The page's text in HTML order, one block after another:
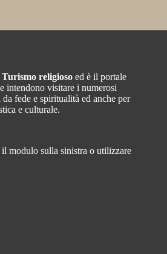
Turismo religioso ed è il portale
intendono visitare i numerosi
fede e spiritualità ed anche per
e culturale.
modulo sulla sinistra o utilizzare